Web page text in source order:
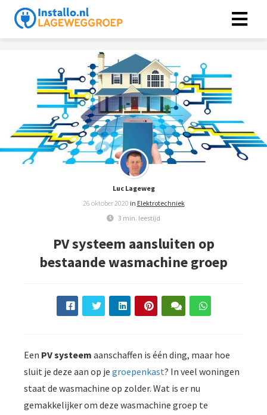
Luc Lageweg
26 oktober 2020 in Elektrotechniek
3 min. leestijd
PV systeem aansluiten op
bestaande wasmachine groep
Een PV systeem aanschaffen is één ding, maar hoe
sluit je deze aan op je groepenkast? In veel woningen
staat de wasmachine op zolder. Wat is er nu
gemakkelijker om deze wasmachine groep te